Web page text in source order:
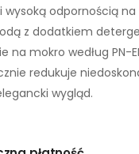
odpornością na
z dodatkiem
na mokro według PN-
redukuje
wygląd.